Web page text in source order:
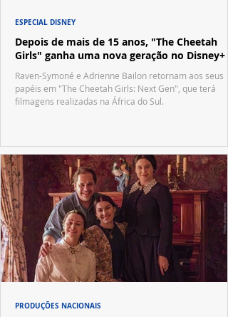
Depois de mais de 15 anos, "The Cheetah
Girls" ganha uma nova geração no Disney+
Raven-Symoné e Adrienne Bailon retornam aos seus
papéis em "The Cheetah Girls: Next Gen", que terá
filmagens realizadas na África do Sul.
ESPECIAL DISNEY
PRODUÇÕES NACIONAIS